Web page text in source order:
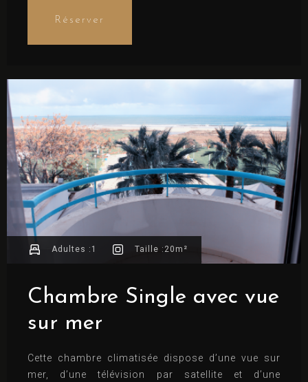
Réserver
Chambre Single avec vue
sur mer
Cette chambre climatisée dispose d’une vue sur
mer, d’une télévision par satellite et d’une
Adultes : 1 Taille :20m²
Départ
1 0